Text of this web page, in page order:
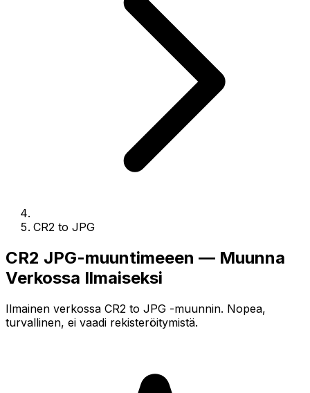
CR2 to JPG
CR2 JPG-muuntimeeen — Muunna
Verkossa Ilmaiseksi
Ilmainen verkossa CR2 to JPG -muunnin. Nopea,
turvallinen, ei vaadi rekisteröitymistä.